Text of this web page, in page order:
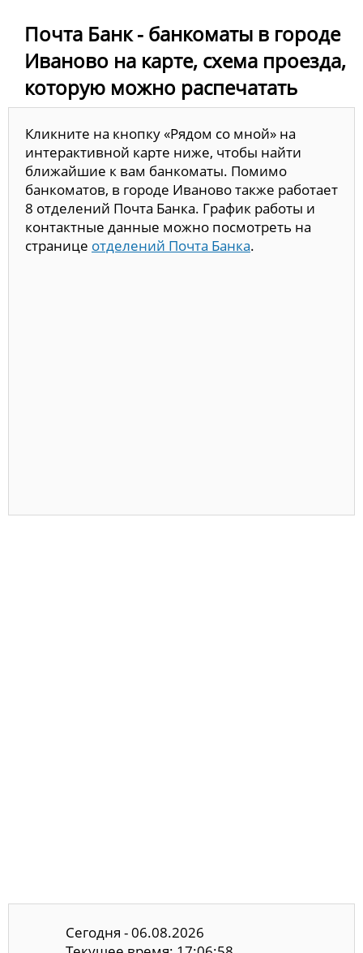
Почта Банк - банкоматы в городе
Иваново на карте, схема проезда,
которую можно распечатать
Кликните на кнопку «Рядом со мной» на
интерактивной карте ниже, чтобы найти
ближайшие к вам банкоматы. Помимо
банкоматов, в городе Иваново также работает
8 отделений Почта Банка. График работы и
контактные данные можно посмотреть на
странице отделений Почта Банка.
Сегодня - 06.08.2026